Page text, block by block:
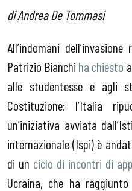
di Andrea De Tommasi
All’indomani
Patrizio Bianchi ha chiesto
alle studentesse e agli
Costituzione: l’Italia
un’iniziativa avviata
internazionale (Ispi) è
di un ciclo di incontri di
Ucraina, che ha